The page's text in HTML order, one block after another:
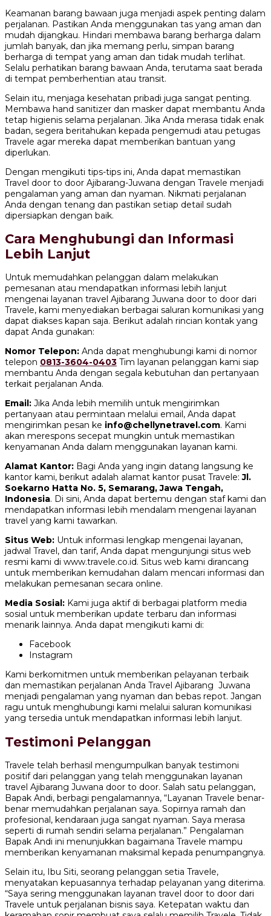
Keamanan barang bawaan juga menjadi aspek penting dalam
perjalanan. Pastikan Anda menggunakan tas yang aman dan
mudah dijangkau. Hindari membawa barang berharga dalam
jumlah banyak, dan jika memang perlu, simpan barang
berharga di tempat yang aman dan tidak mudah terlihat.
Selalu perhatikan barang bawaan Anda, terutama saat berada
di tempat pemberhentian atau transit.
Selain itu, menjaga kesehatan pribadi juga sangat penting.
Membawa hand sanitizer dan masker dapat membantu Anda
tetap higienis selama perjalanan. Jika Anda merasa tidak enak
badan, segera beritahukan kepada pengemudi atau petugas
Travele agar mereka dapat memberikan bantuan yang
diperlukan.
Dengan mengikuti tips-tips ini, Anda dapat memastikan
Travel door to door Ajibarang-Juwana dengan Travele menjadi
pengalaman yang aman dan nyaman. Nikmati perjalanan
Anda dengan tenang dan pastikan setiap detail sudah
dipersiapkan dengan baik.
Cara Menghubungi dan Informasi
Lebih Lanjut
Untuk memudahkan pelanggan dalam melakukan
pemesanan atau mendapatkan informasi lebih lanjut
mengenai layanan travel Ajibarang Juwana door to door dari
Travele, kami menyediakan berbagai saluran komunikasi yang
dapat diakses kapan saja. Berikut adalah rincian kontak yang
dapat Anda gunakan:
Nomor Telepon: Anda dapat menghubungi kami di nomor
telepon 0813-3604-0403 Tim layanan pelanggan kami siap
membantu Anda dengan segala kebutuhan dan pertanyaan
terkait perjalanan Anda.
Email: Jika Anda lebih memilih untuk mengirimkan
pertanyaan atau permintaan melalui email, Anda dapat
mengirimkan pesan ke info@chellynetravel.com. Kami
akan merespons secepat mungkin untuk memastikan
kenyamanan Anda dalam menggunakan layanan kami.
Alamat Kantor: Bagi Anda yang ingin datang langsung ke
kantor kami, berikut adalah alamat kantor pusat Travele:Jl.
Soekarno Hatta No. 5, Semarang, Jawa Tengah,
Indonesia. Di sini, Anda dapat bertemu dengan staf kami dan
mendapatkan informasi lebih mendalam mengenai layanan
travel yang kami tawarkan.
Situs Web: Untuk informasi lengkap mengenai layanan,
jadwal Travel, dan tarif, Anda dapat mengunjungi situs web
resmi kami di www.travele.co.id. Situs web kami dirancang
untuk memberikan kemudahan dalam mencari informasi dan
melakukan pemesanan secara online.
Media Sosial: Kami juga aktif di berbagai platform media
sosial untuk memberikan update terbaru dan informasi
menarik lainnya. Anda dapat mengikuti kami di:
Facebook
Instagram
Kami berkomitmen untuk memberikan pelayanan terbaik
dan memastikan perjalanan Anda Travel Ajibarang Juwana
menjadi pengalaman yang nyaman dan bebas repot. Jangan
ragu untuk menghubungi kami melalui saluran komunikasi
yang tersedia untuk mendapatkan informasi lebih lanjut.
Testimoni Pelanggan
Travele telah berhasil mengumpulkan banyak testimoni
positif dari pelanggan yang telah menggunakan layanan
travel Ajibarang Juwana door to door. Salah satu pelanggan,
Bapak Andi, berbagi pengalamannya, “Layanan Travele benar-
benar memudahkan perjalanan saya. Sopirnya ramah dan
profesional, kendaraan juga sangat nyaman. Saya merasa
seperti di rumah sendiri selama perjalanan.” Pengalaman
Bapak Andi ini menunjukkan bagaimana Travele mampu
memberikan kenyamanan maksimal kepada penumpangnya.
Selain itu, Ibu Siti, seorang pelanggan setia Travele,
menyatakan kepuasannya terhadap pelayanan yang diterima.
“Saya sering menggunakan layanan travel door to door dari
Travele untuk perjalanan bisnis saya. Ketepatan waktu dan